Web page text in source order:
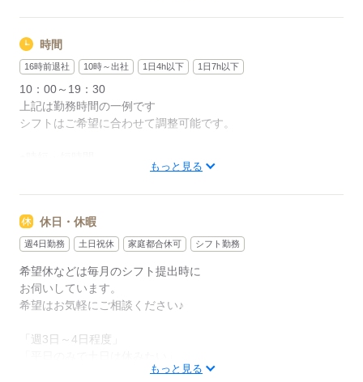
時間
16時前退社 10時～出社 1日4h以下 1日7h以下
10：00～19：30
上記は勤務時間の一例です
シフトはご希望に合わせて調整可能です。
などなど、ライフスタイルに合わせて
応募する
もっと見る
休日・休暇
週4日勤務 土日祝休 家庭都合休可 シフト勤務
希望休などは毎月のシフト提出時に
お伺いしています。
希望はお気軽にご相談ください♪
「週3日～4日程度」
もっと見る